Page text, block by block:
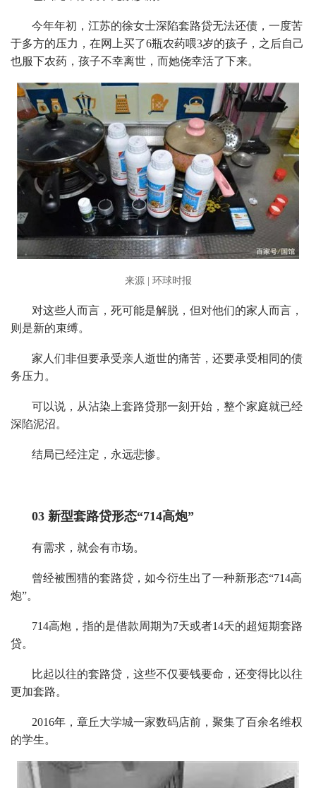
今年年初，江苏的徐女士深陷套路贷无法还债，一度苦
于多方的压力，在网上买了6瓶农药喂3岁的孩子，之后自己
也服下农药，孩子不幸离世，而她侥幸活了下来。
来源 | 环球时报
对这些人而言，死可能是解脱，但对他们的家人而言，
则是新的束缚。
家人们非但要承受亲人逝世的痛苦，还要承受相同的债
务压力。
可以说，从沾染上套路贷那一刻开始，整个家庭就已经
深陷泥沼。
结局已经注定，永远悲惨。
03 新型套路贷形态“714高炮”
有需求，就会有市场。
曾经被围猎的套路贷，如今衍生出了一种新形态“714高
炮”。
714高炮，指的是借款周期为7天或者14天的超短期套路
贷。
比起以往的套路贷，这些不仅要钱要命，还变得比以往
更加套路。
2016年，章丘大学城一家数码店前，聚集了百余名维权
的学生。